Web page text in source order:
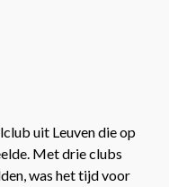
uit Leuven die op
Met drie clubs
was het tijd voor